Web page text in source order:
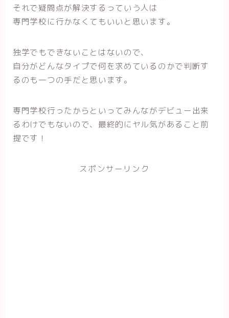
それで疑問点が解決するっていう人は
専門学校に行かなくてもいいと思います。
独学でもできないことはないので、
自分がどんなタイプで何を求めているのかで判断す
るのも一つの手だと思います。
専門学校行ったからといってみんながデビュー出来
るわけでもないので、最終的にヤル気があること前
提です！
スポンサーリンク